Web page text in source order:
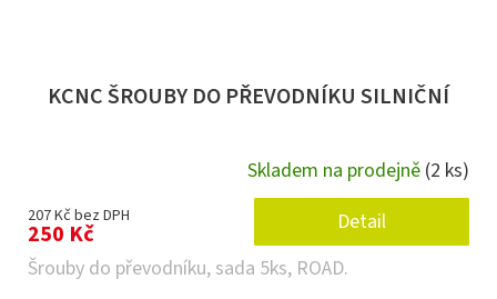
KCNC ŠROUBY DO PŘEVODNÍKU SILNIČNÍ
Skladem na prodejně (2 ks)
207 Kč bez DPH
250 Kč
Detail
Šrouby do převodníku, sada 5ks, ROAD.